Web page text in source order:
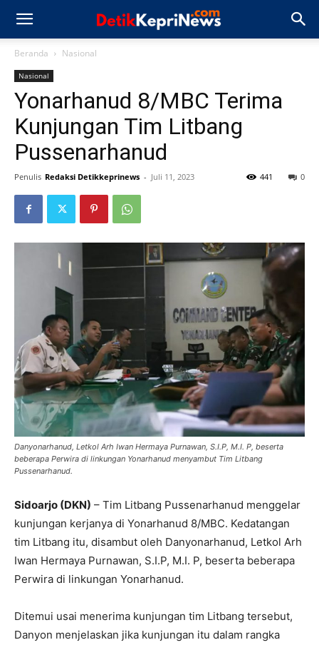
Beranda Nasional
Nasional
Yonarhanud 8/MBC Terima
Kunjungan Tim Litbang
Pussenarhanud
Penulis Redaksi Detikkeprinews - Juli 11, 2023 0
441
Danyonarhanud, Letkol Arh Iwan Hermaya Purnawan, S.I.P, M.I. P, beserta
beberapa Perwira di linkungan Yonarhanud menyambut Tim Litbang
Pussenarhanud.
Sidoarjo (DKN) – Tim Litbang Pussenarhanud menggelar
kunjungan kerjanya di Yonarhanud 8/MBC. Kedatangan
tim Litbang itu, disambut oleh Danyonarhanud, Letkol Arh
Iwan Hermaya Purnawan, S.I.P, M.I. P, beserta beberapa
Perwira di linkungan Yonarhanud.
Ditemui usai menerima kunjungan tim Litbang tersebut,
Danyon menjelaskan jika kunjungan itu dalam rangka